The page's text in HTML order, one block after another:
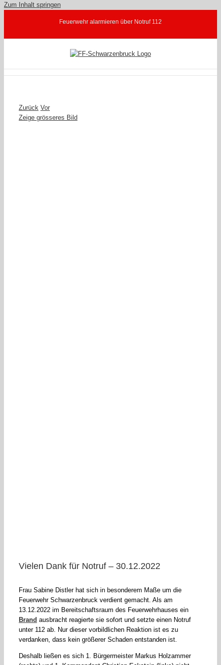
Zum Inhalt springen
Feuerwehr alarmieren über Notruf 112
Zurück Vor
Zeige grösseres Bild
Vielen Dank für Notruf – 30.12.2022
Frau Sabine Distler hat sich in besonderem Maße um die
Feuerwehr Schwarzenbruck verdient gemacht. Als am
13.12.2022 im Bereitschaftsraum des Feuerwehrhauses ein
Brand ausbracht reagierte sie sofort und setzte einen Notruf
unter 112 ab. Nur dieser vorbildlichen Reaktion ist es zu
verdanken, dass kein größerer Schaden entstanden ist.
Deshalb ließen es sich 1. Bürgermeister Markus Holzammer